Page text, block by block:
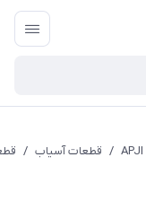
/ قطعات آسیاب /